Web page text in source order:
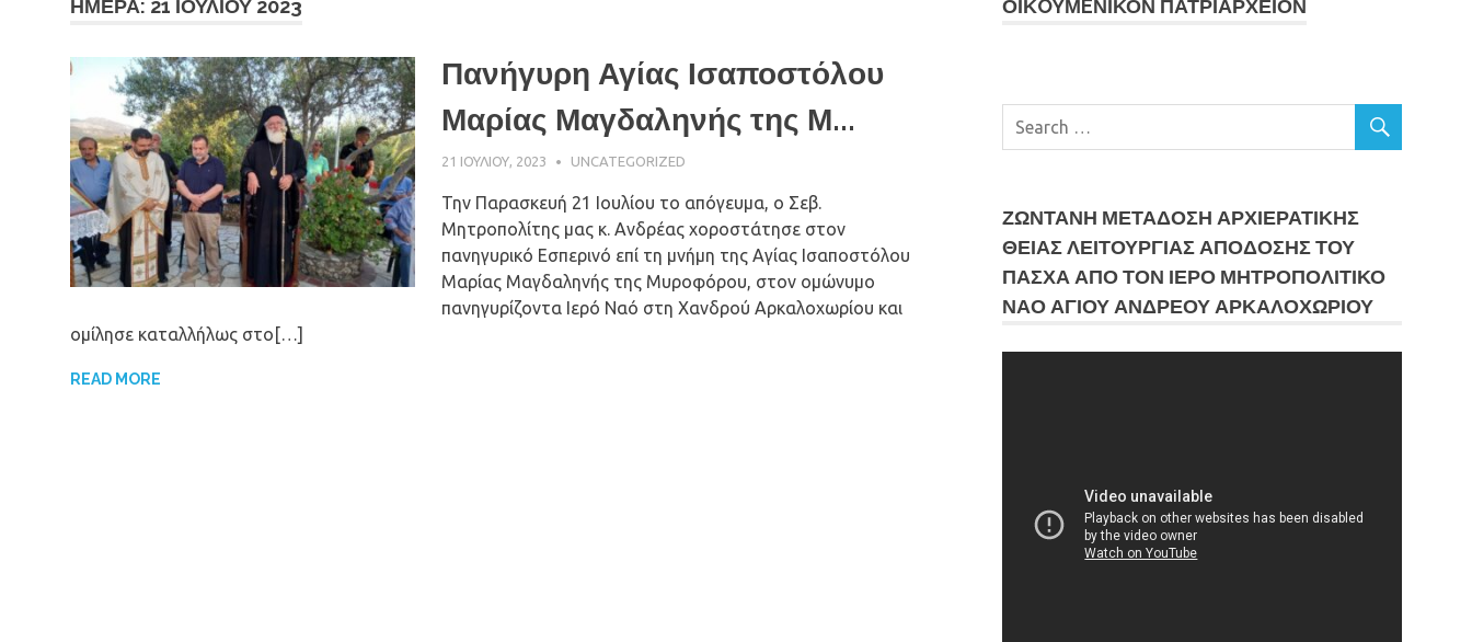
ΗΜΈΡΑ: 21 ΙΟΥΛΊΟΥ 2023
Πανήγυρη Αγίας Ισαποστόλου
Μαρίας Μαγδαληνής της Μ...
21 ΙΟΥΛΊΟΥ, 2023 ΠΑΤΉΡ ΜΙΧΑΉΛ ΠΑΠΑΪΩΆΝΝΟΥ
UNCATEGORIZED
Την Παρασκευή 21 Ιουλίου το απόγευμα, ο Σεβ.
Μητροπολίτης μας κ. Ανδρέας χοροστάτησε στον
πανηγυρικό Εσπερινό επί τη μνήμη της Αγίας Ισαποστόλου
Μαρίας Μαγδαληνής της Μυροφόρου, στον ομώνυμο
πανηγυρίζοντα Ιερό Ναό στη Χανδρού Αρκαλοχωρίου και
ομίλησε καταλλήλως στο[…]
READ MORE
ΟΙΚOYΜEΝΙΚΟΝ ΠΑΤΡΙΑΡΧΕΙΟΝ
ΖΩΝΤΑΝΗ ΜΕΤΆΔΟΣΗ ΑΡΧΙΕΡΑΤΙΚΗΣ
ΘΕΙΑΣ ΛΕΙΤΟΥΡΓΙΑΣ ΑΠΟΔΟΣΗΣ ΤΟΥ
ΠΑΣΧΑ ΑΠΟ ΤΟΝ ΙΕΡΟ ΜΗΤΡΟΠΟΛΙΤΙΚΟ
ΝΑΟ ΑΓΙΟΥ ΑΝΔΡΕΟΥ ΑΡΚΑΛΟΧΩΡΙΟΥ